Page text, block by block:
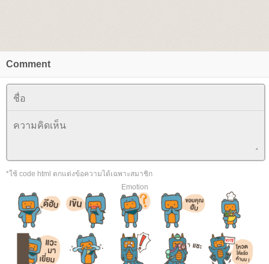
Comment
*ใช้ code html ตกแต่งข้อความได้เฉพาะสมาชิก
Emotion